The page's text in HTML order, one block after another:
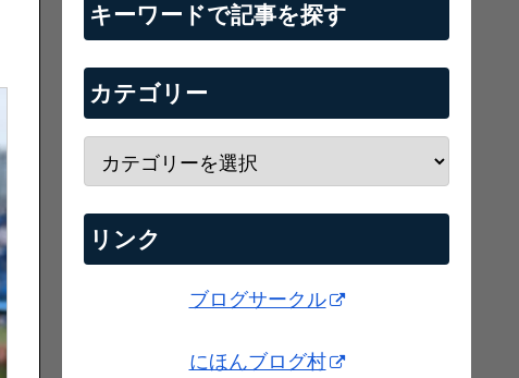
キーワードで記事を探す
カテゴリー
リンク
ブログサークル
にほんブログ村